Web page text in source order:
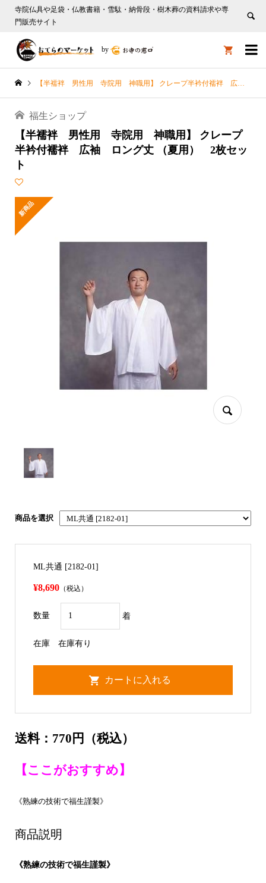
寺院仏具や足袋・仏教書籍・雪駄・納骨段・樹木葬の資料請求や専
門販売サイト

by 
【半襦袢 男性用 寺院用 神職用】 クレープ半衿付襦袢 広袖 ロング丈 （夏用） 2枚セット
福生ショップ
【半襦袢 男性用 寺院用 神職用】 クレープ
半衿付襦袢 広袖 ロング丈 （夏用） 2枚セッ
ト
新商品
商品を選択
ML共通 [2182-01]
¥8,690（税込）
数量 着
在庫 在庫有り
送料：770円（税込）
【ここがおすすめ】
《熟練の技術で福生謹製》
商品説明
《熟練の技術で福生謹製》